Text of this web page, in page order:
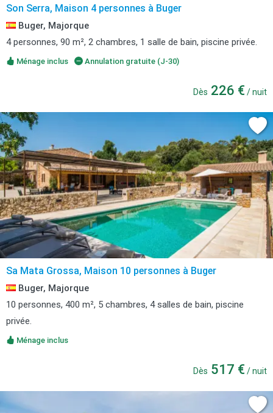
Son Serra, Maison 4 personnes à Buger
Buger, Majorque
4 personnes, 90 m², 2 chambres, 1 salle de bain, piscine privée.
Ménage inclus Annulation gratuite (J-30)
Dès 226 € / nuit
Sa Mata Grossa, Maison 10 personnes à Buger
Buger, Majorque
10 personnes, 400 m², 5 chambres, 4 salles de bain, piscine
privée.
Ménage inclus
Dès 517 € / nuit